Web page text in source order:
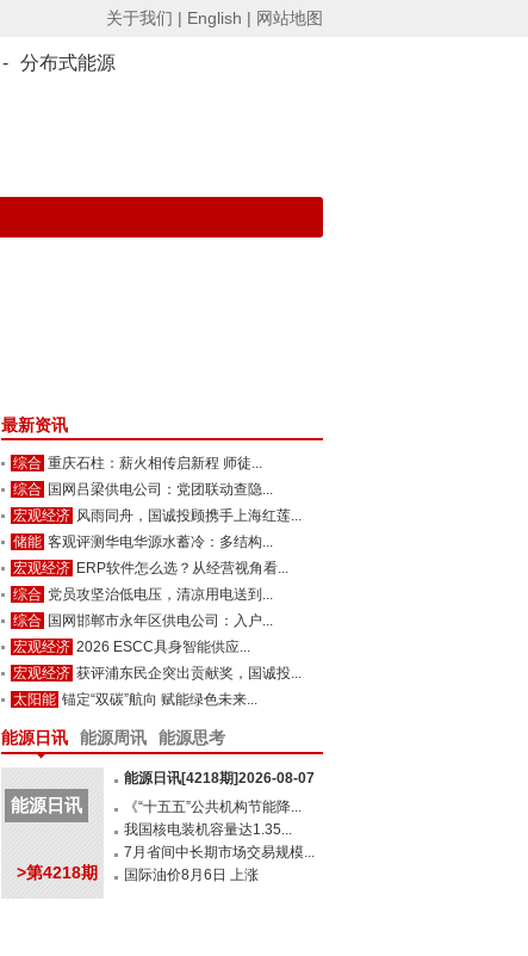
关于我们 | English | 网站地图
- 分布式能源
最新资讯
综合 重庆石柱：薪火相传启新程 师徒...
综合 国网吕梁供电公司：党团联动查隐...
宏观经济 风雨同舟，国诚投顾携手上海红莲...
储能 客观评测华电华源水蓄冷：多结构...
宏观经济 ERP软件怎么选？从经营视角看...
综合 党员攻坚治低电压，清凉用电送到...
综合 国网邯郸市永年区供电公司：入户...
宏观经济 2026 ESCC具身智能供应...
宏观经济 获评浦东民企突出贡献奖，国诚投...
太阳能 锚定“双碳”航向 赋能绿色未来...
能源日讯 能源周讯 能源思考
能源日讯
>第4218期
能源日讯[4218期]2026-08-07
《“十五五”公共机构节能降...
我国核电装机容量达1.35...
7月省间中长期市场交易规模...
国际油价8月6日 上涨